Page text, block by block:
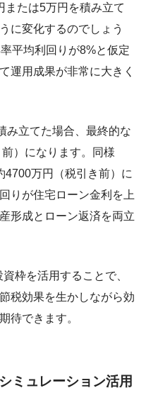
たは5万円を積み立て
に変化するのでしょう
平均利回りが8%と仮定
運用成果が非常に大きく
立てた場合、最終的な
）になります。同様
4700万円（税引き前）に
りが住宅ローン金利を上
形成とローン返済を両立
枠を活用することで、
税効果を生かしながら効
待できます。
ミュレーション活用